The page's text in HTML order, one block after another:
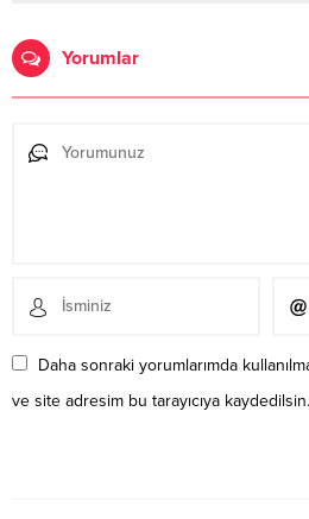
Yorumlar
Daha sonraki yorumlarımda
ve site adresim bu tarayıcıya kaydedilsin.